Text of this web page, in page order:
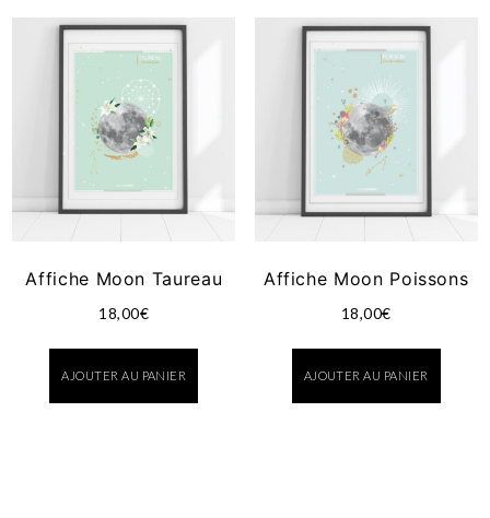
Affiche Moon Taureau
18,00€
AJOUTER AU PANIER
Affiche Moon Poissons
18,00€
AJOUTER AU PANIER